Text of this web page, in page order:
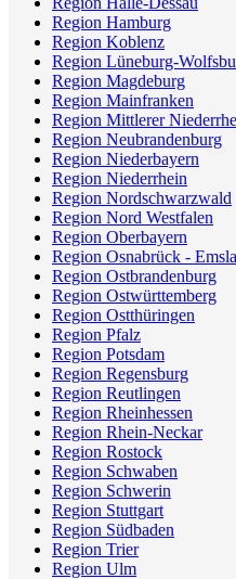
Region Hamburg
Region Koblenz
Region Lüneburg-
Region Magdeburg
Region Mainfranken
Region Mittlerer
Region Neubrandenburg
Region Niederbayern
Region Niederrhein
Region Nordschwarzwald
Region Nord Westfalen
Region Oberbayern
Region Osnabrück -
Region Ostbrandenburg
Region Ostwürttemberg
Region Ostthüringen
Region Pfalz
Region Potsdam
Region Regensburg
Region Reutlingen
Region Rheinhessen
Region Rhein-Neckar
Region Rostock
Region Schwaben
Region Schwerin
Region Stuttgart
Region Südbaden
Region Trier
Region Ulm